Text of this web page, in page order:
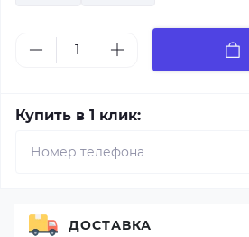
Купить в 1 клик:
ДОСТАВКА